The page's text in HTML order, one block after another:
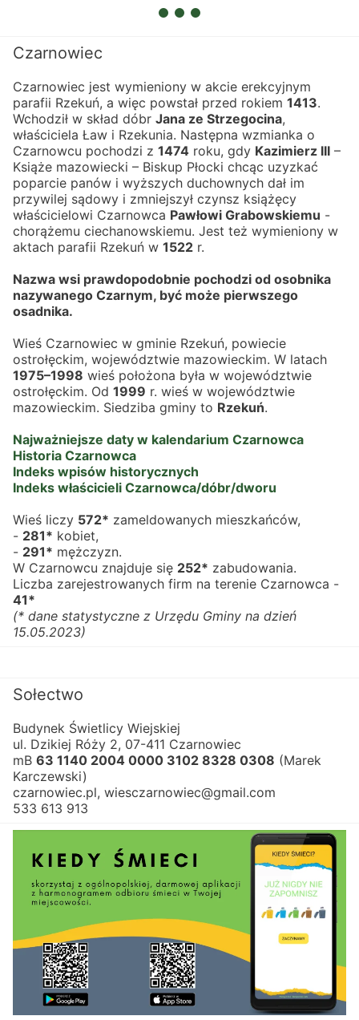
Czarnowiec
Czarnowiec jest wymieniony w akcie erekcyjnym
parafii Rzekuń, a więc powstał przed rokiem 1413.
Wchodził w skład dóbr Jana ze Strzegocina,
właściciela Ław i Rzekunia. Następna wzmianka o
Czarnowcu pochodzi z 1474 roku, gdy Kazimierz III –
Książe mazowiecki – Biskup Płocki chcąc uzyzkać
poparcie panów i wyższych duchownych dał im
przywilej sądowy i zmniejszył czynsz książęcy
właścicielowi Czarnowca Pawłowi Grabowskiemu -
chorążemu ciechanowskiemu. Jest też wymieniony w
aktach parafii Rzekuń w 1522 r.
Nazwa wsi prawdopodobnie pochodzi od osobnika
nazywanego Czarnym, być może pierwszego
osadnika.
Wieś Czarnowiec w gminie Rzekuń, powiecie
1975–1998 wieś położona była w województwie
ostrołęckim. Od 1999 r. wieś w województwie
mazowieckim. Siedziba gminy to Rzekuń.
Najważniejsze daty w kalendarium Czarnowca
Historia Czarnowca
Indeks wpisów historycznych
Indeks właścicieli Czarnowca/dóbr/dworu
Wieś liczy 572* zameldowanych mieszkańców,
- 281* kobiet,
- 291* mężczyzn.
W Czarnowcu znajduje się 252* zabudowania.
41*
(* dane statystyczne z Urzędu Gminy na dzień
15.05.2023)
Sołectwo
Budynek Świetlicy Wiejskiej
ul. Dzikiej Róży 2, 07-411 Czarnowiec
mB 63 1140 2004 0000 3102 8328 0308 (Marek
Karczewski)
czarnowiec.pl, wiesczarnowiec@gmail.com
533 613 913